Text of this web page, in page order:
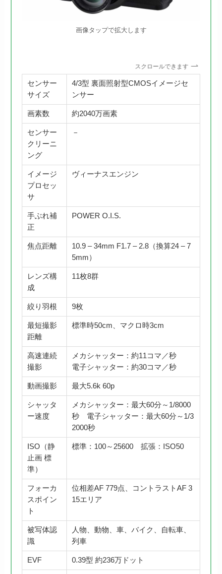
画像タップで拡大します
スクロールできます
センサー
サイズ
4/3型 裏面照射型CMOSイメージセ
ンサー
画素数 約2040万画素
センサー
クリーニ
ング
－
イメージ
プロセッ
サ
ヴィーナスエンジン
手ぶれ補
正
POWER O.I.S.
焦点距離
10.9 – 34mm F1.7 – 2.8（換算24 – 7
5mm）
レンズ構
成
11枚8群
絞り羽根 9枚
最短撮影
距離
標準時50cm、マクロ時3cm
高速連続
撮影
メカシャッター：約11コマ／秒
電子シャッター：約30コマ／秒
動画撮影 最大5.6k 60p
シャッタ
ー速度
メカシャッター：最大60分～1/8000
秒 電子シャッター：最大60分～1/3
2000秒
ISO（静
止画 標
準）
標準：100～25600 拡張：ISO50
フォーカ
スポイン
ト
位相差AF 779点、コントラストAF 3
15エリア
被写体認
識
人物、動物、車、バイク、自転車、
列車
EVF 0.39型 約236万ドット